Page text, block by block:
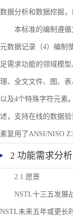
数据分析和数据挖掘
本标准的编制遵
元数据记录（4）编制
足需求功能的领域模
理、全文文件、图、
以及4个特殊字符元素
述，支持在线的数据
素复用了ANSI/NISO
2 功能需求分析
2.1 愿景
NSTL十三五发展
NSTL未来五年或更长